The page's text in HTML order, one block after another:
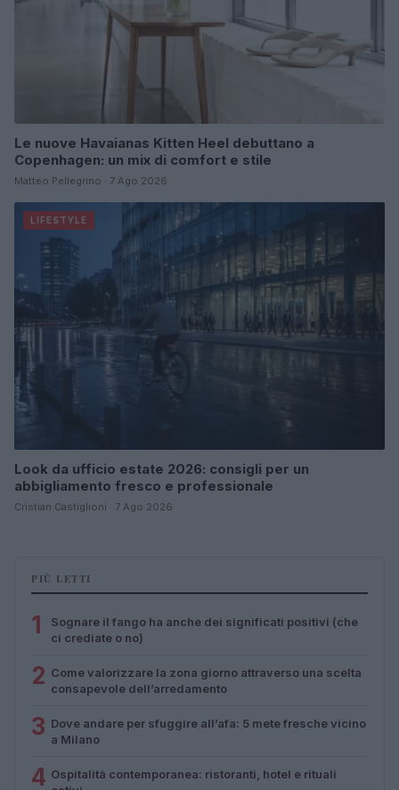
Le nuove Havaianas Kitten Heel debuttano a
Copenhagen: un mix di comfort e stile
Matteo Pellegrino · 7 Ago 2026
LIFESTYLE
Look da ufficio estate 2026: consigli per un
abbigliamento fresco e professionale
Cristian Castiglioni · 7 Ago 2026
PIÙ LETTI
1
Sognare il fango ha anche dei significati positivi (che
ci crediate o no)
2 Come valorizzare la zona giorno attraverso una scelta
consapevole dell’arredamento
3 Dove andare per sfuggire all’afa: 5 mete fresche vicino
a Milano
4 Ospitalità contemporanea: ristoranti, hotel e rituali